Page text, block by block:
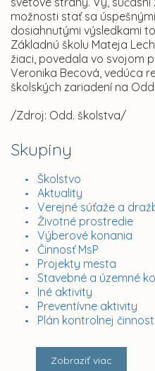
Skupiny
Školstvo
Aktuality
Verejné súťaže a
Životné prostredie
Výberové konania
Činnosť MsP
Projekty mesta
Stavebné a územné
Iné aktivity
Preventívne aktivity
Plán kontrolnej
Zobraziť viac
možnosti stať sa
dosiahnutými výsledkami
Základnú školu Mateja
žiaci, povedala vo svojom
Veronika Becová, vedúca
školských zariadení na
/Zdroj: Odd. školstva/